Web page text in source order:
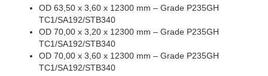
OD 63,50 x 3,60 x 12300 mm – Grade P235GH
TC1/SA192/STB340
OD 70,00 x 3,20 x 12300 mm – Grade P235GH
TC1/SA192/STB340
OD 70,00 x 3,60 x 12300 mm – Grade P235GH
TC1/SA192/STB340